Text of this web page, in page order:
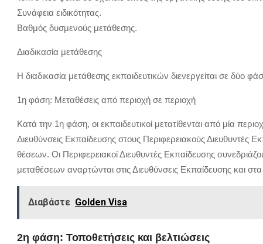
Συνάφεια ειδικότητας.
Βαθμός δυσμενούς μετάθεσης.
Διαδικασία μετάθεσης
Η διαδικασία μετάθεσης εκπαιδευτικών διενεργείται σε δύο
1η φάση: Μεταθέσεις από περιοχή σε περιοχή
Κατά την 1η φάση, οι εκπαιδευτικοί μετατίθενται από μία
Διευθύνσεις Εκπαίδευσης στους Περιφερειακούς
θέσεων. Οι Περιφερειακοί Διευθυντές Εκπαίδευσης
μεταθέσεων αναρτώνται στις Διευθύνσεις Εκπαίδευσης και
Διαβάστε Golden Visa
2η φάση: Τοποθετήσεις και βελτιώσεις